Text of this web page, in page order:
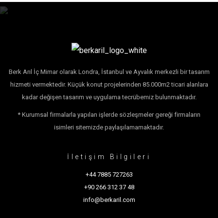
Berk Arıl İç Mimar olarak Londra, İstanbul ve Ayvalık merkezli bir tasarım
hizmeti vermektedir. Küçük konut projelerinden 85.000m2 ticari alanlara
kadar değişen tasarım ve uygulama tecrübemiz bulunmaktadır.
* Kurumsal firmalarla yapılan işlerde sözleşmeler gereği firmaların
isimleri sitemizde paylaşılamamaktadır.
İletişim Bilgileri
+44 7885 727263
+90 266 312 37 48
info@berkaril.com